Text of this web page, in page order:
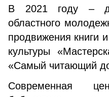
В 2021 году –
областного
продвижения книги
культуры
«Самый читающий
Современная